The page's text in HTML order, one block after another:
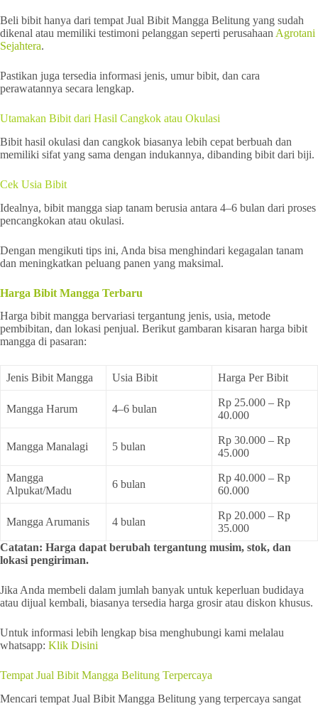
Beli bibit hanya dari tempat Jual Bibit Mangga Belitung yang sudah
dikenal atau memiliki testimoni pelanggan seperti perusahaan Agrotani
Sejahtera.
Pastikan juga tersedia informasi jenis, umur bibit, dan cara
perawatannya secara lengkap.
Utamakan Bibit dari Hasil Cangkok atau Okulasi
Bibit hasil okulasi dan cangkok biasanya lebih cepat berbuah dan
memiliki sifat yang sama dengan indukannya, dibanding bibit dari biji.
Cek Usia Bibit
Idealnya, bibit mangga siap tanam berusia antara 4–6 bulan dari proses
pencangkokan atau okulasi.
Dengan mengikuti tips ini, Anda bisa menghindari kegagalan tanam
dan meningkatkan peluang panen yang maksimal.
Harga Bibit Mangga Terbaru
Harga bibit mangga bervariasi tergantung jenis, usia, metode
pembibitan, dan lokasi penjual. Berikut gambaran kisaran harga bibit
mangga di pasaran:
Jenis Bibit Mangga Usia Bibit Harga Per Bibit
Mangga Harum 4–6 bulan
Rp 25.000 – Rp
40.000
Mangga Manalagi 5 bulan
Rp 30.000 – Rp
45.000
Mangga
Alpukat/Madu
6 bulan
Rp 40.000 – Rp
60.000
Mangga Arumanis 4 bulan
Rp 20.000 – Rp
35.000
Catatan: Harga dapat berubah tergantung musim, stok, dan
lokasi pengiriman.
Jika Anda membeli dalam jumlah banyak untuk keperluan budidaya
atau dijual kembali, biasanya tersedia harga grosir atau diskon khusus.
Untuk informasi lebih lengkap bisa menghubungi kami melalau
whatsapp: Klik Disini
Tempat Jual Bibit Mangga Belitung Terpercaya
Mencari tempat Jual Bibit Mangga Belitung yang terpercaya sangat